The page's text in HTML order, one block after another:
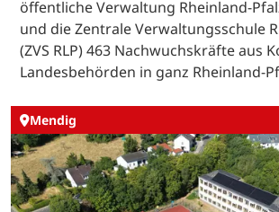
öffentliche Verwaltung Rheinland-
und die Zentrale Verwaltungsschule
(ZVS RLP) 463 Nachwuchskräfte aus
Landesbehörden in ganz Rheinland-
Mendig